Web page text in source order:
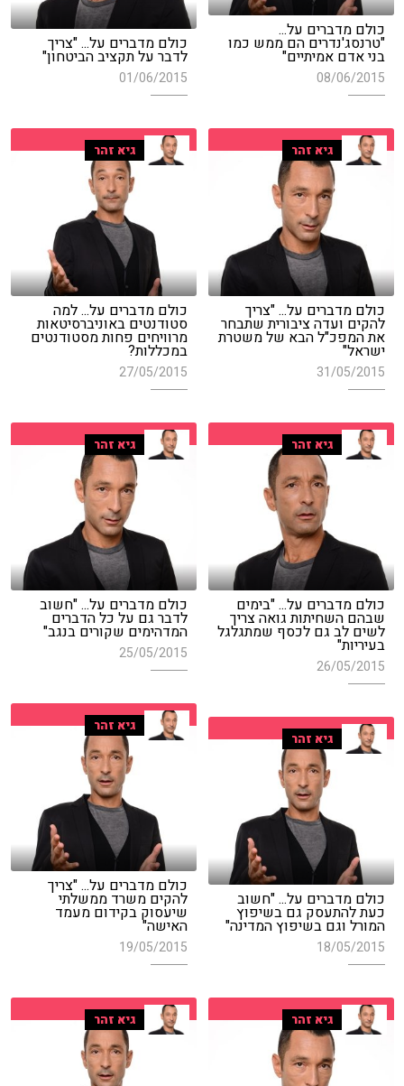
כולם מדברים על...
"טרנסג'נדרים הם ממש כמו
בני אדם אמיתיים"
08/06/2015
כולם מדברים על... "צריך
לדבר על תקציב הביטחון"
01/06/2015
גיא זהר
כולם מדברים על... "צריך
להקים ועדה ציבורית שתבחר
את המפכ"ל הבא של משטרת
ישראל"
31/05/2015
גיא זהר
כולם מדברים על... למה
סטודנטים באוניברסיטאות
מרוויחים פחות מסטודנטים
במכללות?
27/05/2015
גיא זהר
כולם מדברים על... "בימים
שבהם השחיתות גואה צריך
לשים לב גם לכסף שמתגלגל
בעיריות"
26/05/2015
גיא זהר
כולם מדברים על... "חשוב
לדבר גם על כל הדברים
המדהימים שקורים בנגב"
25/05/2015
גיא זהר
כולם מדברים על... "צריך
להקים משרד ממשלתי
שיעסוק בקידום מעמד
האישה"
19/05/2015
גיא זהר
כולם מדברים על... "חשוב
כעת להתעסק גם בשיפוץ
המורל וגם בשיפוץ המדינה"
18/05/2015
גיא זהר גיא זהר